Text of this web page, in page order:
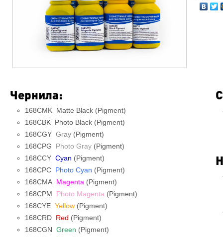
Чернила:
168CMK Matte Black (Pigment)
168CBK Photo Black (Pigment)
168CGY Gray (Pigment)
168CPG Photo Gray (Pigment)
168CCY Cyan (Pigment)
168CPC Photo Cyan (Pigment)
168CMA Magenta (Pigment)
168CPM Photo Magenta (Pigment)
168CYE Yellow (Pigment)
168CRD Red (Pigment)
168CGN Green (Pigment)